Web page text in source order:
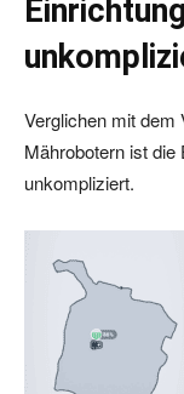
Verglichen mit dem
Mährobotern ist
unkompliziert.